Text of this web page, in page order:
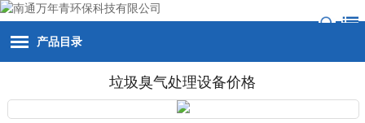
产品目录
垃圾臭气处理设备价格